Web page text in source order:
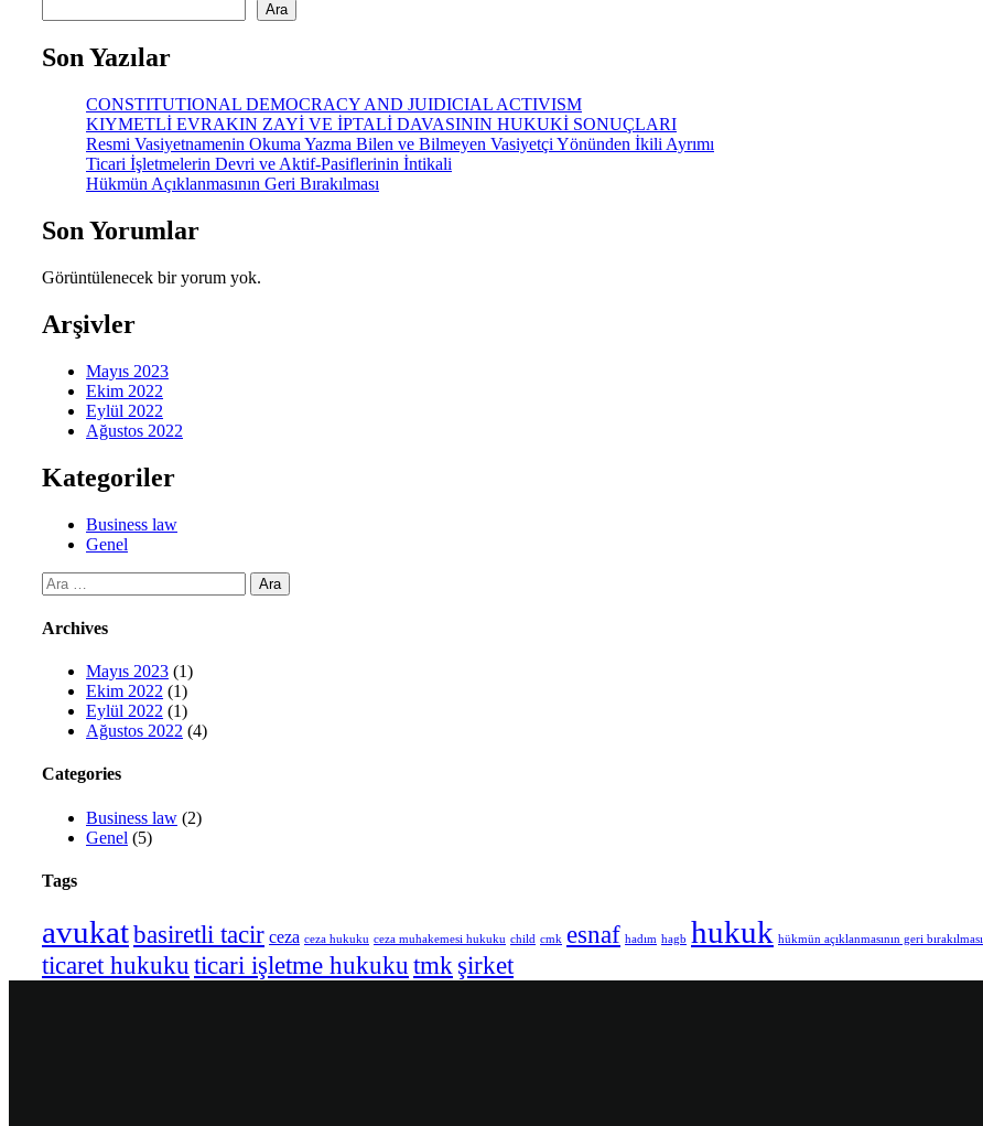
Ara
Son Yazılar
CONSTITUTIONAL DEMOCRACY AND JUIDICIAL ACTIVISM
KIYMETLİ EVRAKIN ZAYİ VE İPTALİ DAVASININ HUKUKİ SONUÇLARI
Resmi Vasiyetnamenin Okuma Yazma Bilen ve Bilmeyen Vasiyetçi Yönünden İkili Ayrımı
Ticari İşletmelerin Devri ve Aktif-Pasiflerinin İntikali
Hükmün Açıklanmasının Geri Bırakılması
Son Yorumlar
Görüntülenecek bir yorum yok.
Arşivler
Mayıs 2023
Ekim 2022
Eylül 2022
Ağustos 2022
Kategoriler
Business law
Genel
Arama:
Archives
Mayıs 2023 (1)
Ekim 2022 (1)
Eylül 2022 (1)
Ağustos 2022 (4)
Categories
Business law (2)
Genel (5)
Tags
avukatbasiretli tacir ceza ceza hukuku ceza muhakemesi hukuku child cmk esnaf hadım hagb hukuk hükmün açıklanmasının geri bırakılması
ticaret hukuku ticari işletme hukuku tmk şirket